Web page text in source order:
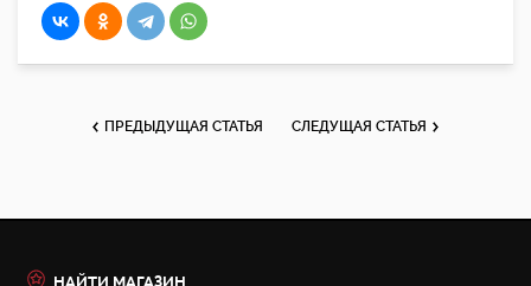
ПРЕДЫДУЩАЯ СТАТЬЯ СЛЕДУЩАЯ СТАТЬЯ
НАЙТИ МАГАЗИН